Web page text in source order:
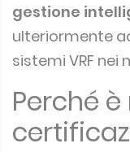
gestione
ulteriormente
sistemi VRF nei
Perché